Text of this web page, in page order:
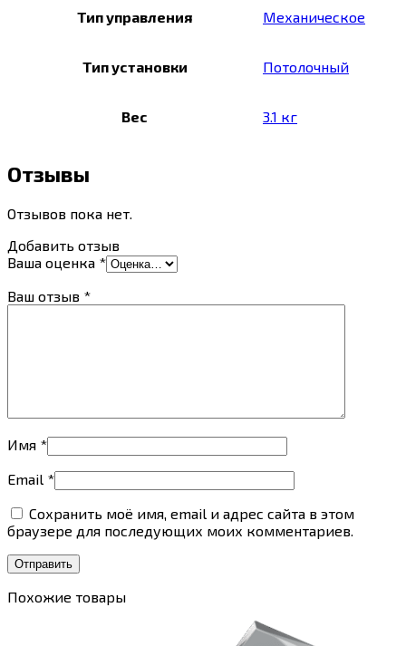
Тип управления Механическое
Тип установки Потолочный
Вес 3.1 кг
Отзывы
Отзывов пока нет.
Добавить отзыв
Ваша оценка *
Ваш отзыв *
Имя *
Email *
Сохранить моё имя, email и адрес сайта в этом
браузере для последующих моих комментариев.
Похожие товары